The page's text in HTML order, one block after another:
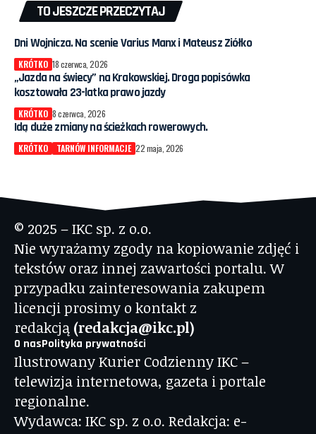
TO JESZCZE PRZECZYTAJ
Dni Wojnicza. Na scenie Varius Manx i Mateusz Ziółko
KRÓTKO 18 czerwca, 2026
„Jazda na świecy” na Krakowskiej. Droga popisówka
kosztowała 23-latka prawo jazdy
KRÓTKO 8 czerwca, 2026
Idą duże zmiany na ścieżkach rowerowych.
KRÓTKO TARNÓW INFORMACJE 22 maja, 2026
© 2025 – IKC sp. z o.o.
Nie wyrażamy zgody na kopiowanie zdjęć i
tekstów oraz innej zawartości portalu. W
przypadku zainteresowania zakupem
licencji prosimy o kontakt z
redakcją (redakcja@ikc.pl)
O nasPolityka prywatności
Ilustrowany Kurier Codzienny IKC –
telewizja internetowa, gazeta i portale
regionalne.
Wydawca: IKC sp. z o.o. Redakcja: e-